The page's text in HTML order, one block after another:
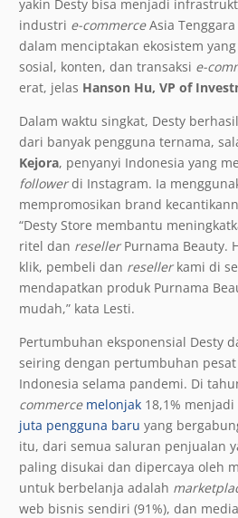
yakin Desty bisa menjadi
industri e-commerceAsia
dalam menciptakan ekosistem
sosial, konten, dan transaksi e-
erat, jelas Hanson Hu, VP of
Dalam waktu singkat, Desty
dari banyak pengguna ternama,
Kejora, penyanyi Indonesia yang
followerdi Instagram. Ia
mempromosikan brand
“Desty Store membantu
ritel dan resellerPurnama Beauty.
klik, pembeli dan resellerkami di
mendapatkan produk Purnama
mudah,” kata Lesti.
Pertumbuhan eksponensial Desty
seiring dengan pertumbuhan
Indonesia selama pandemi. Di
commerce melonjak 18,1%
juta pengguna baru yang
itu, dari semua saluran penjualan
paling disukai dan dipercaya oleh
untuk berbelanja adalah
web bisnis sendiri (91%), dan